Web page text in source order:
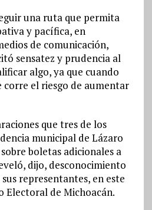
una ruta que permita
y pacífica, en
de comunicación,
sensatez y prudencia al
algo, ya que cuando
corre el riesgo de aumentar
que tres de los
municipal de Lázaro
boletas adicionales a
dijo, desconocimiento
representantes, en este
Electoral de Michoacán.